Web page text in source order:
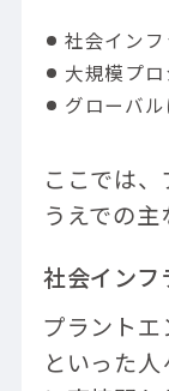
社会イン
大規模プ
グローバ
ここでは
うえでの主
社会インフ
プラント
といった